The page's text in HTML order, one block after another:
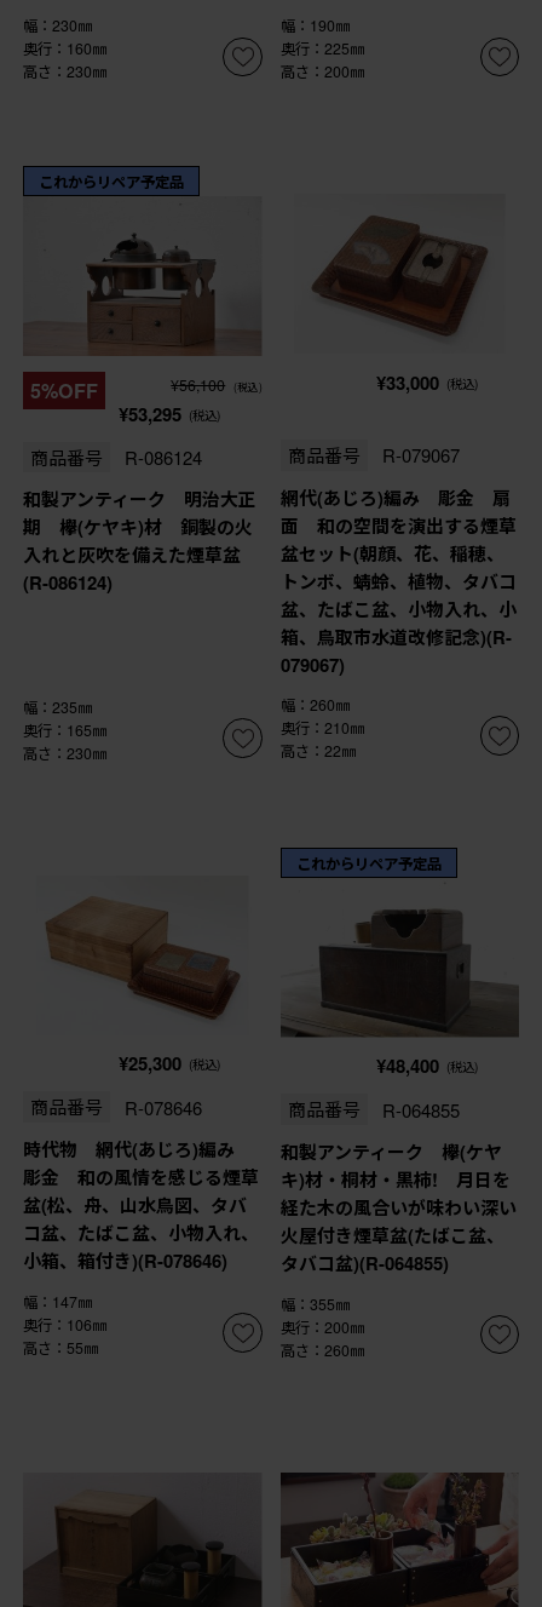
幅：230㎜
奥行：160㎜
高さ：230㎜
幅：190㎜
奥行：225㎜
高さ：200㎜
これからリペア予定品
5%OFF ¥56,100 (税込)
¥53,295 (税込)
商品番号 R-086124
和製アンティーク 明治大正
期 欅(ケヤキ)材 銅製の火
入れと灰吹を備えた煙草盆
(R-086124)
幅：235㎜
奥行：165㎜
高さ：230㎜
¥33,000 (税込)
商品番号 R-079067
網代(あじろ)編み 彫金 扇
面 和の空間を演出する煙草
盆セット(朝顔、花、稲穂、
トンボ、蜻蛉、植物、タバコ
盆、たばこ盆、小物入れ、小
箱、鳥取市水道改修記念)(R-
079067)
幅：260㎜
奥行：210㎜
高さ：22㎜
¥25,300 (税込)
商品番号 R-078646
時代物 網代(あじろ)編み
彫金 和の風情を感じる煙草
盆(松、舟、山水鳥図、タバ
コ盆、たばこ盆、小物入れ、
小箱、箱付き)(R-078646)
幅：147㎜
奥行：106㎜
高さ：55㎜
これからリペア予定品
¥48,400 (税込)
商品番号 R-064855
和製アンティーク 欅(ケヤ
キ)材・桐材・黒柿! 月日を
経た木の風合いが味わい深い
火屋付き煙草盆(たばこ盆、
タバコ盆)(R-064855)
幅：355㎜
奥行：200㎜
高さ：260㎜